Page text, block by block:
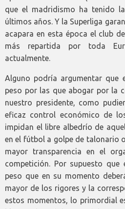
que el madridismo ha tenido
últimos años. Y la Superliga
acapara en esta época el club
más repartida por toda
actualmente.
Alguno podría argumentar que
peso por las que abogar por la
nuestro presidente, como
eficaz control económico de
impidan el libre albedrío de
en el fútbol a golpe de talonario
mayor transparencia en el
competición. Por supuesto que
peso que en su momento
mayor de los rigores y la
estos momentos, lo primordial